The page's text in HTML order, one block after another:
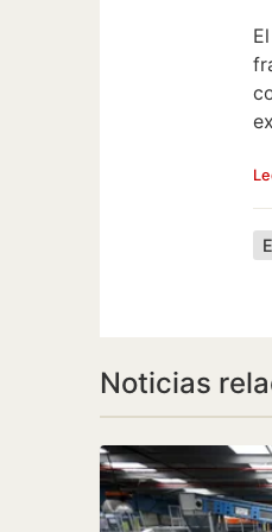
Noticias